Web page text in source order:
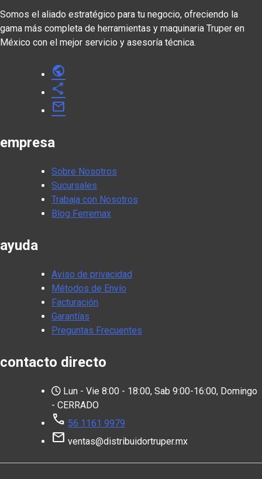
Somos el aliado estratégico para tu negocio, ofreciendo la
gama más completa de herramientas y maquinaria Truper en
México con el mejor servicio y asesoría técnica.
public
share
mail
empresa
Sobre Nosotros
Sucursales
Trabaja con Nosotros
Blog Ferremax
ayuda
Aviso de privacidad
Métodos de Envío
Facturación
Garantías
Preguntas Frecuentes
contacto directo
Lun - Vie 8:00 - 18:00, Sab 9:00-16:00, Domingo
- CERRADO
call 56 1161 9979
mail ventas@distribuidortruper.mx